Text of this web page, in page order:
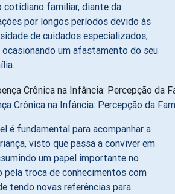
cotidiano familiar, diante da
por longos períodos devido às
de cuidados especializados,
um afastamento do seu
Crônica na Infância: Percepção da
é fundamental para acompanhar a
visto que passa a conviver em
um papel importante no
pela troca de conhecimentos com
tendo novas referências para